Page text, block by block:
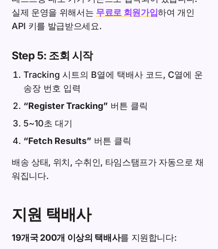
실제 운영을 위해서는 무료로 회원가입하여 개인
API 키를 발급받으세요.
Step 5: 조회 시작
Tracking 시트의 B열에 택배사 코드, C열에 운
송장 번호 입력
“Register Tracking” 버튼 클릭
5~10초 대기
“Fetch Results” 버튼 클릭
배송 상태, 위치, 수취인, 타임스탬프가 자동으로 채
워집니다.
지원 택배사
19개국 200개 이상의 택배사를 지원합니다: